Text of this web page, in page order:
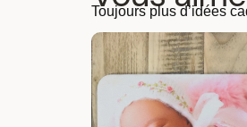
Toujours plus d’idées